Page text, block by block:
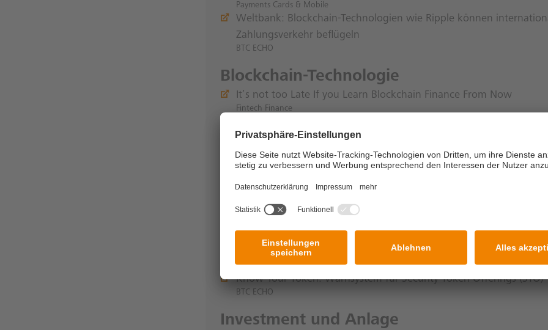
Payments Cards & Mobile
Weltbank: Blockchain-Technologien wie Ripple können
Zahlungsverkehr beflügeln
BTC ECHO
Blockchain-Technologie
It’s not too Late If you Learn Blockchain Finance From Now
Fintech Finance
Handelsblatt (paywall)
Data Driven Investor
Kryptowährungen
BTC ECHO
Finanzierung, Tokenization, Kryptoassets
Commerzbank steigt ins Crowdfunding ein
Frankfurter Allgemeine Zeitung
Know Your Token: Warnsystem für Security Token Offerings (STO)
BTC ECHO
Investment und Anlage